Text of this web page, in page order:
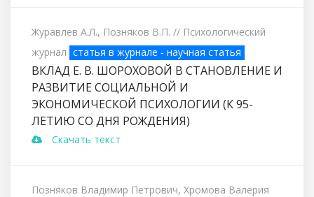
Журавлев А.Л., Позняков В.П. // Психологический
журнал статья в журнале - научная статья
ВКЛАД Е. В. ШОРОХОВОЙ В СТАНОВЛЕНИЕ И
РАЗВИТИЕ СОЦИАЛЬНОЙ И
ЭКОНОМИЧЕСКОЙ ПСИХОЛОГИИ (К 95-
ЛЕТИЮ СО ДНЯ РОЖДЕНИЯ)
Скачать текст
Позняков Владимир Петрович, Хромова Валерия